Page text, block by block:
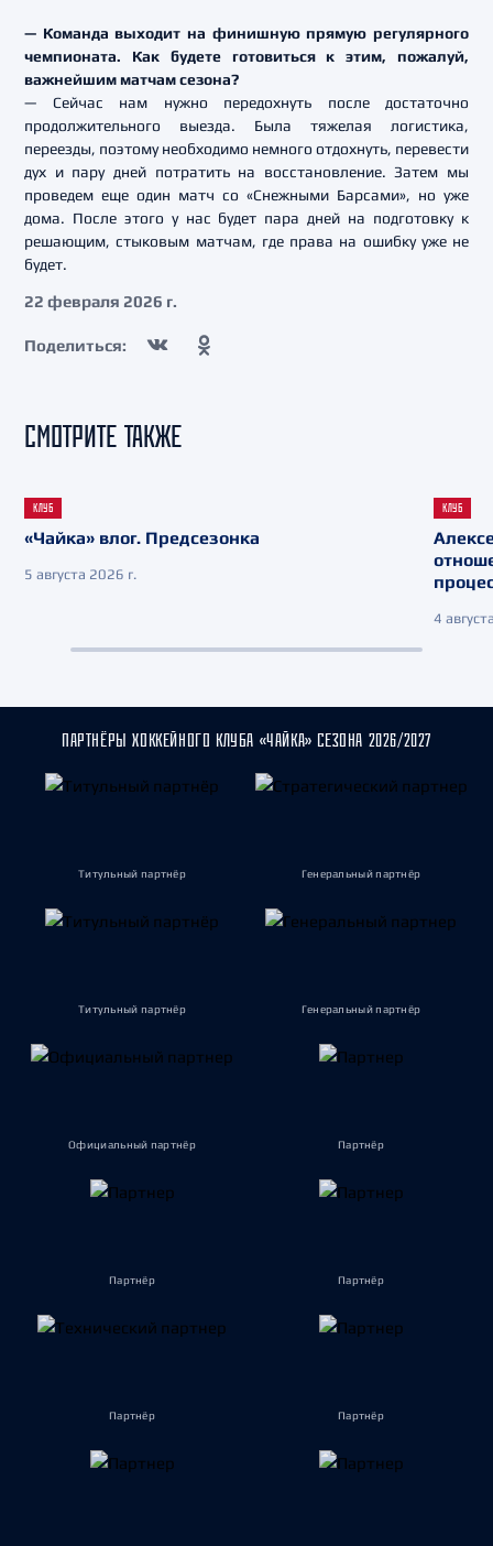
— Команда выходит на финишную прямую регулярного
чемпионата. Как будете готовиться к этим, пожалуй,
важнейшим матчам сезона?
— Сейчас нам нужно передохнуть после достаточно
продолжительного выезда. Была тяжелая логистика,
переезды, поэтому необходимо немного отдохнуть, перевести
дух и пару дней потратить на восстановление. Затем мы
проведем еще один матч со «Снежными Барсами», но уже
дома. После этого у нас будет пара дней на подготовку к
решающим, стыковым матчам, где права на ошибку уже не
будет.
22 февраля 2026 г.
Поделиться:
СМОТРИТЕ ТАКЖЕ
КЛУБ
«Чайка» влог. Предсезонка
5 августа 2026 г.
КЛУБ
4
ПАРТНЁРЫ ХОККЕЙНОГО КЛУБА «ЧАЙКА» СЕЗОНА 2026/2027
Титульный партнёр Генеральный партнёр
Титульный партнёр Генеральный партнёр
Официальный партнёр Партнёр
Партнёр Партнёр
Партнёр Партнёр